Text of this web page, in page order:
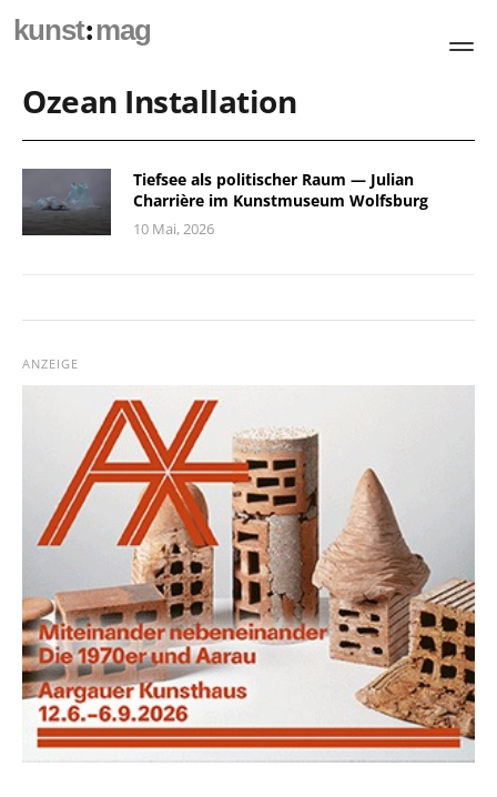
kunst:mag
Ozean Installation
Tiefsee als politischer Raum — Julian
Charrière im Kunstmuseum Wolfsburg
10 Mai, 2026
ANZEIGE